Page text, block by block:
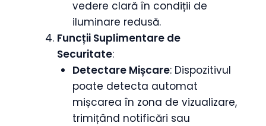
vedere clară în condiții de
iluminare redusă.
Funcții Suplimentare de
Securitate:
Detectare Mișcare: Dispozitivul
poate detecta automat
mișcarea în zona de vizualizare,
trimițând notificări sau